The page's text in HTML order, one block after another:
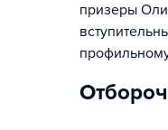
призеры